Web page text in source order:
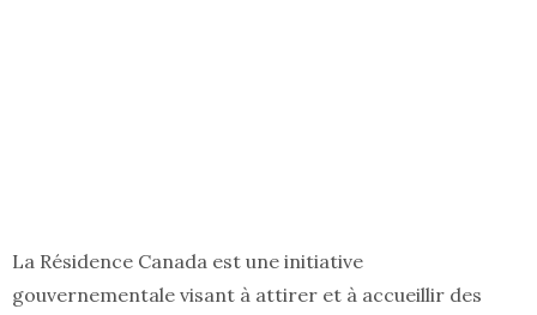
La Résidence Canada est une initiative
gouvernementale visant à attirer et à accueillir des